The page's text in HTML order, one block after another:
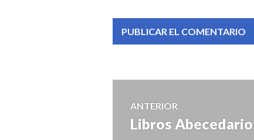
Navegación
de
ANTERIOR
Entrada
Libros